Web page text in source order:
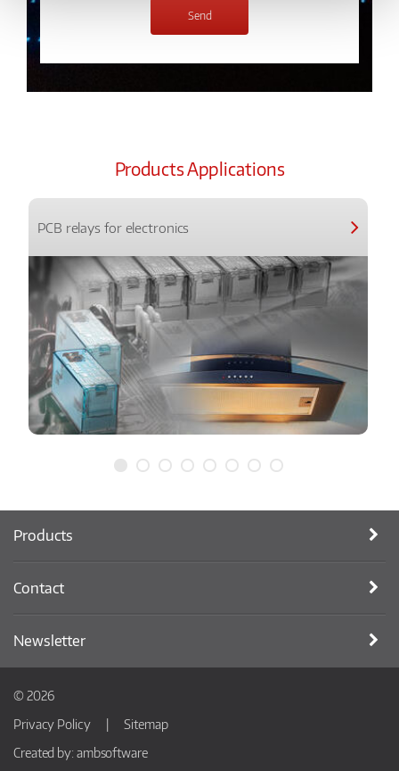
Products Applications
PCB relays for electronics
Products
Contact
Newsletter
© 2026
Privacy Policy
Sitemap
Created by: ambsoftware